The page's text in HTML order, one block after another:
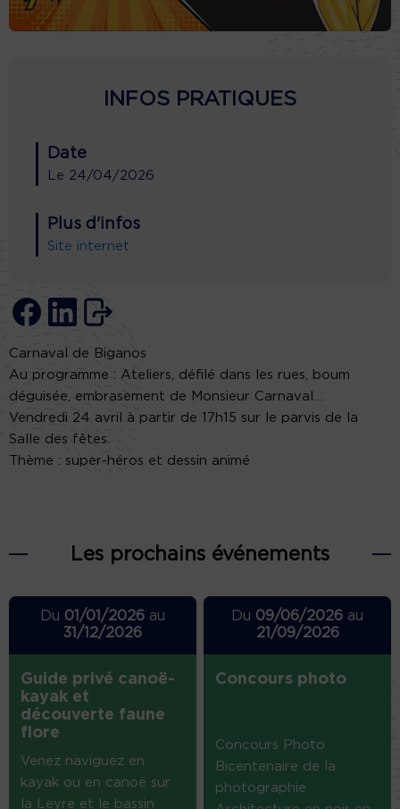
INFOS PRATIQUES
Date
Le 24/04/2026
Plus d'infos
Site internet
Carnaval de Biganos
Au programme : Ateliers, défilé dans les rues, boum
déguisée, embrasement de Monsieur Carnaval…
Vendredi 24 avril à partir de 17h15 sur le parvis de la
Salle des fêtes.
Thème : super-héros et dessin animé
Les prochains événements
Du 01/01/2026au
31/12/2026
Guide privé canoë-
kayak et
découverte faune
flore
Venez naviguez en
kayak ou en canoë sur
la Leyre et le bassin
Du 09/06/2026 au
21/09/2026
Concours photo
Concours Photo
Bicentenaire de la
photographie